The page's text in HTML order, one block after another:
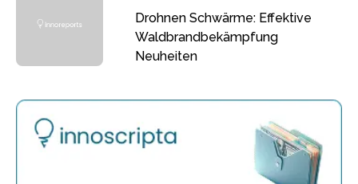
Drohnen Schwärme: Effektive
Waldbrandbekämpfung
Neuheiten